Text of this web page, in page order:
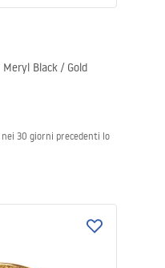
Meryl Black / Gold
30 giorni precedenti lo